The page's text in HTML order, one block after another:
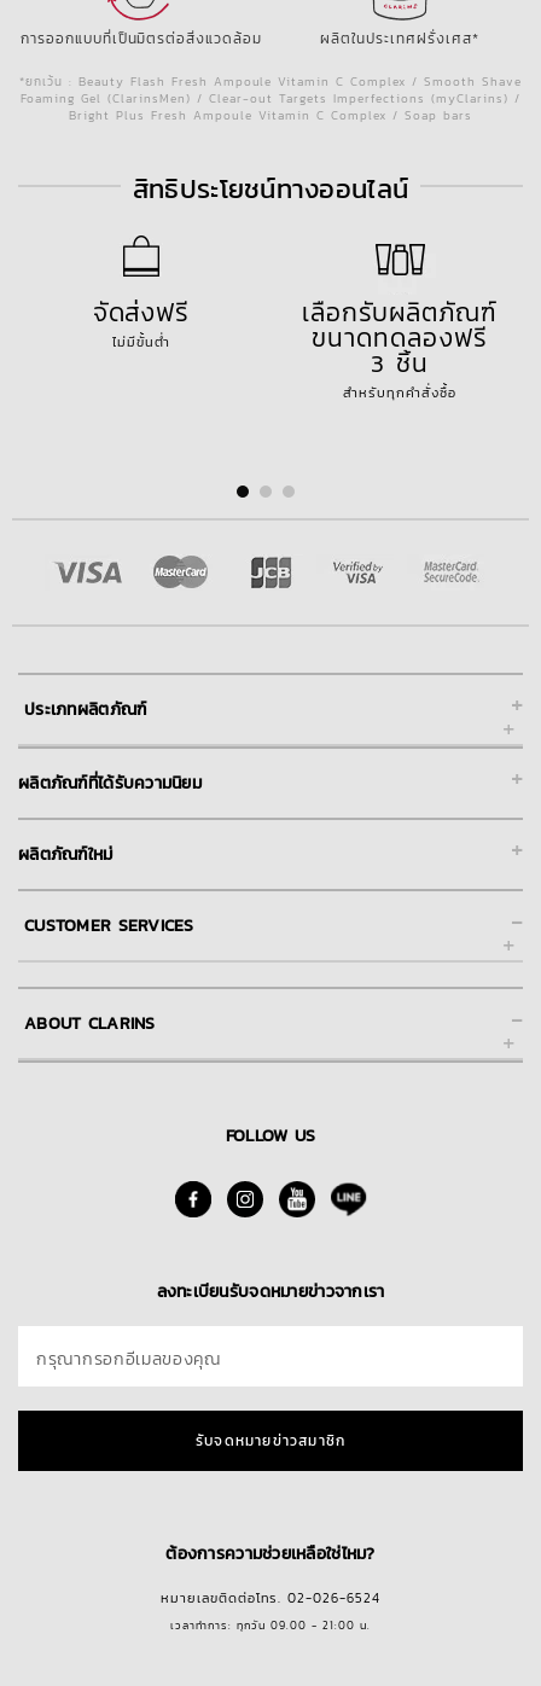
การออกแบบที่เป็นมิตรต่อสิ่งแวดล้อม ผลิตในประเทศฝรั่งเศส*
*ยกเว้น : Beauty Flash Fresh Ampoule Vitamin C Complex / Smooth Shave
Foaming Gel (ClarinsMen) / Clear-out Targets Imperfections (myClarins) /
Bright Plus Fresh Ampoule Vitamin C Complex / Soap bars
สิทธิประโยชน์ทางออนไลน์
จัดส่งฟรี
ไม่มีขั้นต่ำ
เลือกรับผลิตภัณฑ์
ขนาดทดลองฟรี
3 ชิ้น
สำหรับทุกคำสั่งซื้อ
+
ประเภทผลิตภัณฑ์
+
ผลิตภัณฑ์ที่ได้รับความนิยม
+
ผลิตภัณฑ์ใหม่
-
CUSTOMER SERVICES
FAQs คำถามที่พบบ่อย -
ABOUT CLARINS
FOLLOW US
ลงทะเบียนรับจดหมายข่าวจากเรา
กรุณากรอกอีเมลของคุณ
รับจดหมายข่าวสมาชิก
ต้องการความช่วยเหลือใช่ไหม?
หมายเลขติดต่อโทร. 02-026-6524
เวลาทำการ: ทุกวัน 09.00 - 21:00 น.